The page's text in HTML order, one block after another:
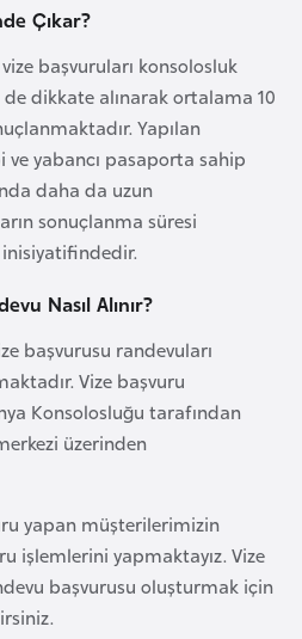
Çıkar?
başvuruları konsolosluk
dikkate alınarak ortalama 10
Yapılan
yabancı pasaporta sahip
daha da uzun
sonuçlanma süresi
Nasıl Alınır?
başvurusu randevuları
Vize başvuru
Konsolosluğu tarafından
üzerinden
yapan müşterilerimizin
işlemlerini yapmaktayız. Vize
başvurusu oluşturmak için